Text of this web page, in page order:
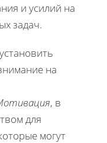
и усилий на
задач.
на
, в
для
могут